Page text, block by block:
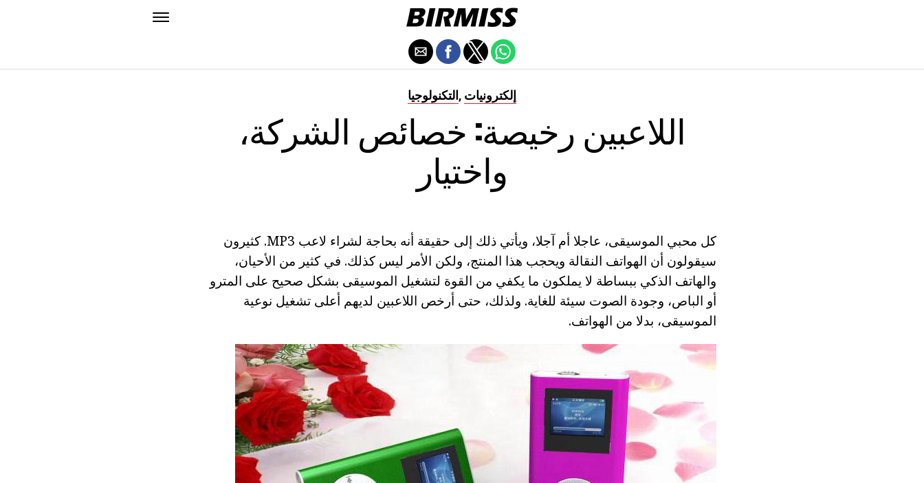
التكنولوجيا , إلكترونيات
اللاعبين رخيصة: خصائص الشركة،
واختيار
كل محبي الموسيقى، عاجلا أم آجلا، ويأتي ذلك إلى حقيقة أنه بحاجة لشراء لاعب MP3. كثيرون
سيقولون أن الهواتف النقالة ويحجب هذا المنتج، ولكن الأمر ليس كذلك. في كثير من الأحيان،
والهاتف الذكي ببساطة لا يملكون ما يكفي من القوة لتشغيل الموسيقى بشكل صحيح على المترو
أو الباص، وجودة الصوت سيئة للغاية. ولذلك، حتى أرخص اللاعبين لديهم أعلى تشغيل نوعية
الموسيقى، بدلا من الهواتف.